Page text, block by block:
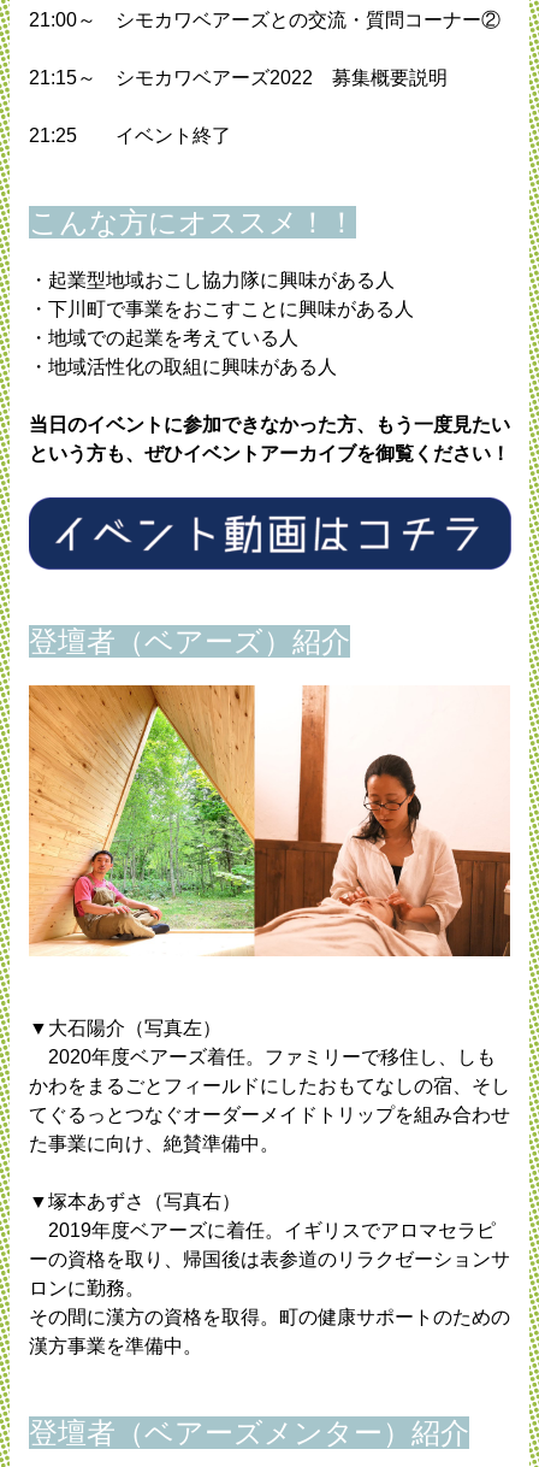
21:00～ シモカワベアーズとの交流・質問コーナー②
21:15～ シモカワベアーズ2022 募集概要説明
21:25 イベント終了
こんな方にオススメ！！
・起業型地域おこし協力隊に興味がある人
・下川町で事業をおこすことに興味がある人
・地域での起業を考えている人
・地域活性化の取組に興味がある人
当日のイベントに参加できなかった方、もう一度見たい
という方も、ぜひイベントアーカイブを御覧ください！
登壇者（ベアーズ）紹介
▼大石陽介（写真左）
2020年度ベアーズ着任。ファミリーで移住し、しも
かわをまるごとフィールドにしたおもてなしの宿、そし
てぐるっとつなぐオーダーメイドトリップを組み合わせ
た事業に向け、絶賛準備中。
▼塚本あずさ（写真右）
2019年度ベアーズに着任。イギリスでアロマセラピ
ーの資格を取り、帰国後は表参道のリラクゼーションサ
ロンに勤務。
その間に漢方の資格を取得。町の健康サポートのための
漢方事業を準備中。
登壇者（ベアーズメンター）紹介